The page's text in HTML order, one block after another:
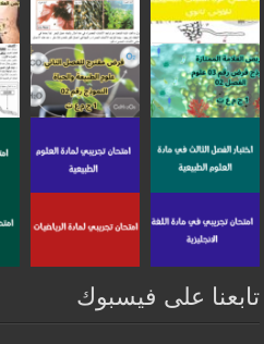
تابعنا على فيسبوك